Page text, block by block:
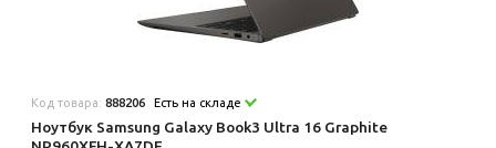
Код товара:888206 Есть на складе
Ноутбук Samsung Galaxy Book3 Ultra 16 Graphite